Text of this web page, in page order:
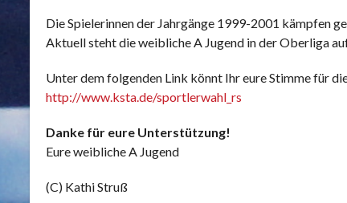
Die Spielerinnen der Jahrgänge 1999-2001 kämpfen
Aktuell steht die weibliche A Jugend in der Oberliga
Unter dem folgenden Link könnt Ihr eure Stimme für
http://www.ksta.de/sportlerwahl_rs
Danke für eure Unterstützung!
Eure weibliche A Jugend
(C) Kathi Struß